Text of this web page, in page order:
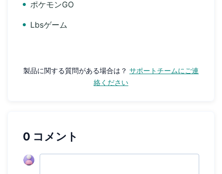
ポケモンGO
Lbsゲーム
製品に関する質問がある場合は？ サポートチームにご連
絡ください
0 コメント